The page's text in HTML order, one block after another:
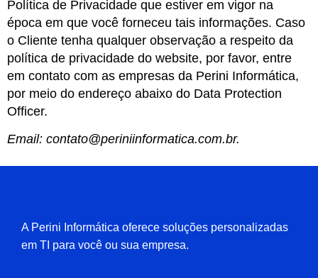
Política de Privacidade que estiver em vigor na
época em que você forneceu tais informações. Caso
o Cliente tenha qualquer observação a respeito da
política de privacidade do website, por favor, entre
em contato com as empresas da Perini Informática,
por meio do endereço abaixo do Data Protection
Officer.
Email: contato@periniinformatica.com.br.
A Perini Informática oferece soluções personalizadas
em TI para você ou sua empresa.